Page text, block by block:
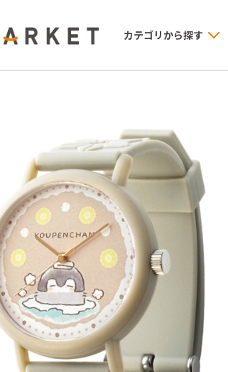
カテゴリから探す